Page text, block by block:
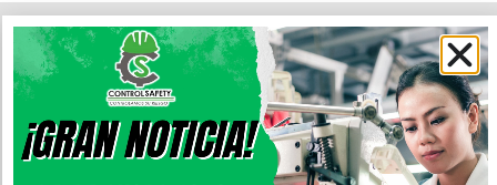
OTROS PRODUCTOS
Productos relacionados